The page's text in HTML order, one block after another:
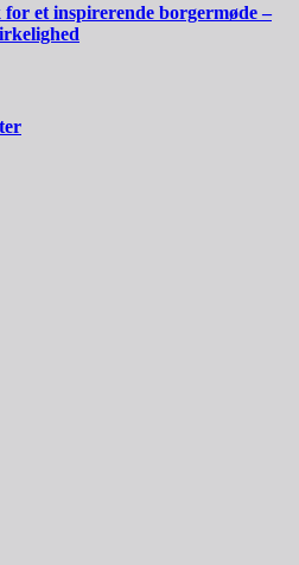
et inspirerende borgermøde –